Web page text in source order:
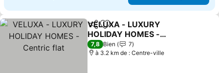
PartagerAjouter à mes favoris
VELUXA - LUXURY
HOLIDAY HOMES -
Centric flat
Consulter les prix
7,8 Bien
7
à 3.2 km de : Centre-ville